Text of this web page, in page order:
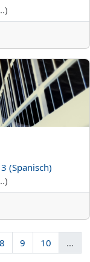
(Spanisch)
7
8 Seite 8
9 Seite 9
10
…